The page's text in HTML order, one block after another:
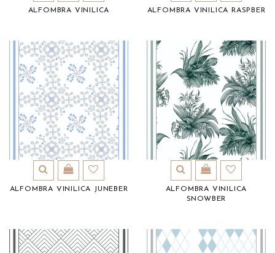
ALFOMBRA VINILICA ALFOMBRA VINILICA RASPBER
ALFOMBRA VINILICA JUNEBER
ALFOMBRA VINILICA
SNOWBER